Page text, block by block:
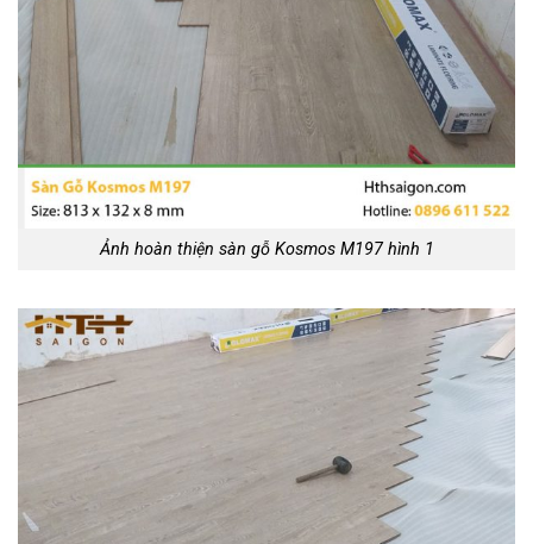
Ảnh hoàn thiện sàn gỗ Kosmos M197 hình 1